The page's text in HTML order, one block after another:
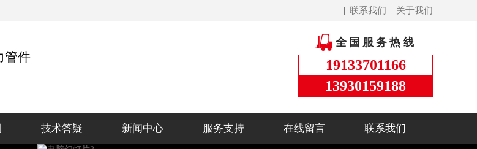
关于我们
联系我们
全国服务热线
19133701166
13930159188
技术答疑 新闻中心 服务支持 在线留言 联系我们